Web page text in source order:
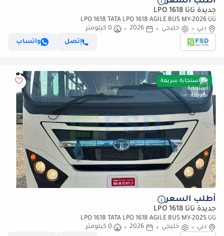
جديدة تاتا LPO 1618
تاتا LPO 1618 TATA LPO 1618 AGILE BUS MY-2026
دبي
خليجي 2026
0 كيلومتر
إتصل
واتساب
استجابة سريعة
أطلب السعر
جديدة تاتا LPO 1618
تاتا LPO 1618 TATA LPO 1618 AGILE BUS MY-2025
دبي
خليجي 2026
0 كيلومتر